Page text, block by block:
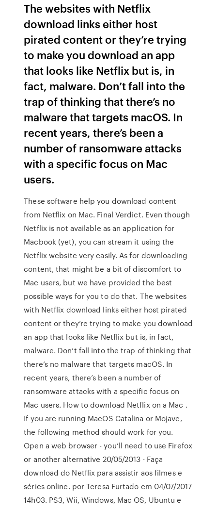
The websites with Netflix
download links either host
pirated content or they’re trying
to make you download an app
that looks like Netflix but is, in
fact, malware. Don’t fall into the
trap of thinking that there’s no
malware that targets macOS. In
recent years, there’s been a
number of ransomware attacks
with a specific focus on Mac
users.
These software help you download content
from Netflix on Mac. Final Verdict. Even though
Netflix is not available as an application for
Macbook (yet), you can stream it using the
Netflix website very easily. As for downloading
content, that might be a bit of discomfort to
Mac users, but we have provided the best
possible ways for you to do that. The websites
with Netflix download links either host pirated
content or they’re trying to make you download
an app that looks like Netflix but is, in fact,
malware. Don’t fall into the trap of thinking that
there’s no malware that targets macOS. In
recent years, there’s been a number of
ransomware attacks with a specific focus on
Mac users. How to download Netflix on a Mac .
If you are running MacOS Catalina or Mojave,
the following method should work for you.
Open a web browser - you’ll need to use Firefox
or another alternative 20/05/2013 · Faça
download do Netflix para assistir aos filmes e
séries online. por Teresa Furtado em 04/07/2017
14h03. PS3, Wii, Windows, Mac OS, Ubuntu e